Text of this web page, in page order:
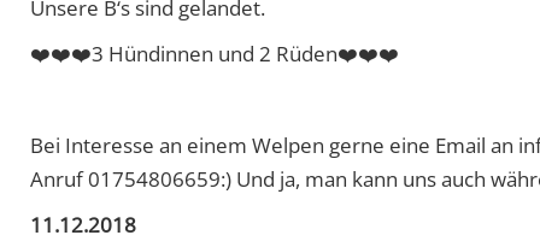
Unsere B‘s sind gelandet.
❤️❤️❤️3 Hündinnen und 2 Rüden❤️❤️❤️
Bei Interesse an einem Welpen gerne eine Email an
Anruf 01754806659:) Und ja, man kann uns auch
11.12.2018